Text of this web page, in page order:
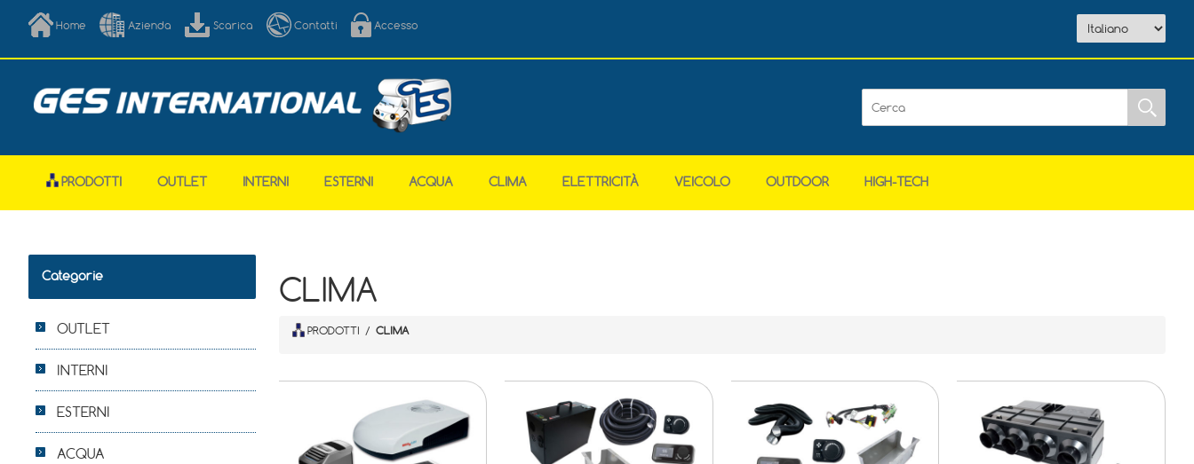
Home Azienda Scarica Contatti Accesso
PRODOTTI OUTLET INTERNI ESTERNI ACQUA CLIMA ELETTRICITÀ VEICOLO OUTDOOR HIGH-TECH
CLIMA
PRODOTTI / CLIMA
Categorie
OUTLET
INTERNI
ESTERNI
ACQUA